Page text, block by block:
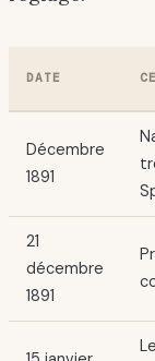
DATE
Décembre
1891
21
décembre
1891